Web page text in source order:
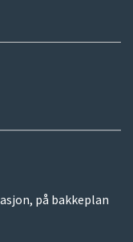
på bakkeplan